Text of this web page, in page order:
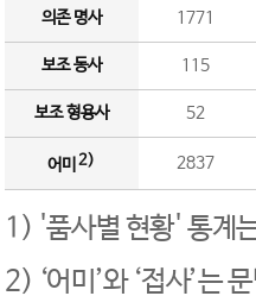
의존 명사 1771
보조 동사 115
보조 형용사 52
어미 2) 2837
1) '품사별 현황' 통계
2) ‘어미’와 ‘접사’는